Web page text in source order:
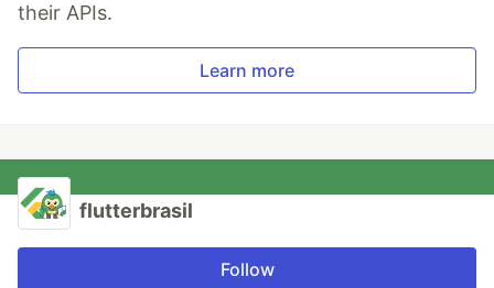
their APIs.
Learn more
flutterbrasil
Follow